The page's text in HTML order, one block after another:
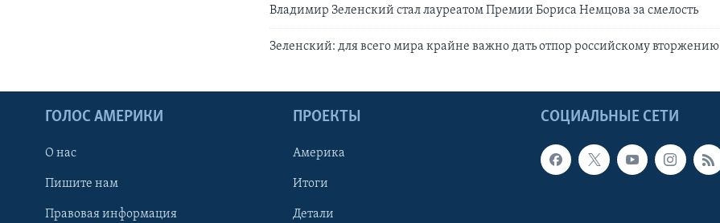
Владимир Зеленский стал лауреатом Премии Бориса Немцова за смелость
Зеленский: для всего мира крайне важно дать отпор российскому вторжению
СОЦИАЛЬНЫЕ СЕТИ
ГОЛОС АМЕРИКИ
О нас
Пишите нам
Правовая информация
ПРОЕКТЫ
Америка
Итоги
Детали